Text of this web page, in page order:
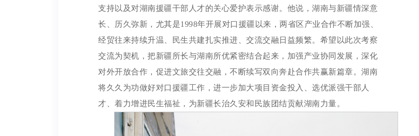
支持以及对湖南援疆干部人才的关心爱护表示感谢。他说，湖南与新疆情深意
长、历久弥新，尤其是1998年开展对口援疆以来，两省区产业合作不断加强、
经贸往来持续升温、民生共建扎实推进、交流交融日益频繁。希望以此次考察
交流为契机，把新疆所长与湖南所优紧密结合起来，加强产业协同发展，深化
对外开放合作，促进文旅交往交融，不断续写双向奔赴合作共赢新篇章。湖南
将久久为功做好对口援疆工作，进一步加大项目资金投入、选优派强干部人
才、着力增进民生福祉，为新疆长治久安和民族团结贡献湖南力量。